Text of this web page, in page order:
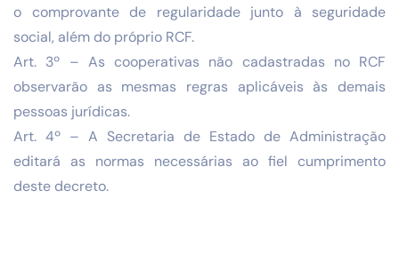
o comprovante de regularidade junto à seguridade
social, além do próprio RCF.
Art. 3º – As cooperativas não cadastradas no RCF
observarão as mesmas regras aplicáveis às demais
pessoas jurídicas.
Art. 4º – A Secretaria de Estado de Administração
editará as normas necessárias ao fiel cumprimento
deste decreto.